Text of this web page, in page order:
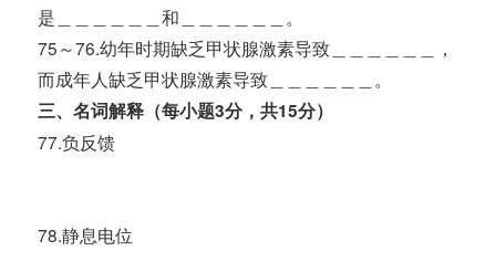
是＿＿＿＿＿＿和＿＿＿＿＿＿。
75～76.幼年时期缺乏甲状腺激素导致＿＿＿＿＿＿，
而成年人缺乏甲状腺激素导致＿＿＿＿＿＿。
三、名词解释（每小题3分，共15分）
77.负反馈
78.静息电位